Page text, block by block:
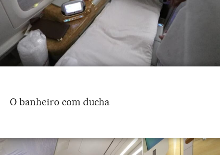
O banheiro com ducha